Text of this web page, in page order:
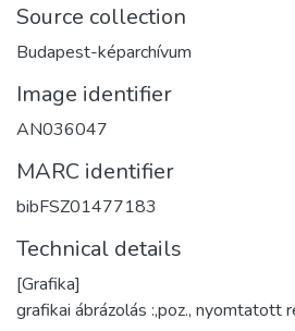
Source collection
Budapest-képarchívum
Image identifier
AN036047
MARC identifier
bibFSZ01477183
Technical details
[Grafika]
grafikai ábrázolás :,poz., nyomtatott